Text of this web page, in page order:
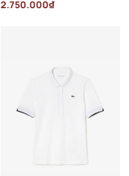
2.750.000₫